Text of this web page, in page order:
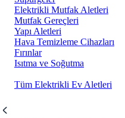
Elektrikli Mutfak Aletleri
Mutfak Gereçleri
Yapı Aletleri
Hava Temizleme Cihazları
Fırınlar
Isıtma ve Soğutma
Tüm Elektrikli Ev Aletleri